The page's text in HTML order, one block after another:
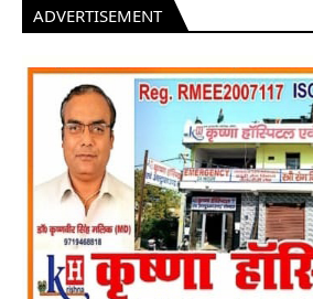
ADVERTISEMENT